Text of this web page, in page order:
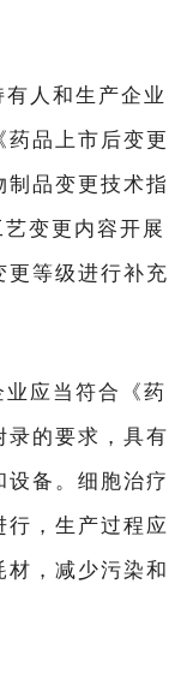
人和生产企业
药品上市后变更
品变更技术指
变更内容开展
更等级进行补充
业应当符合《药
录的要求，具有
备。细胞治疗
，生产过程应
材，减少污染和